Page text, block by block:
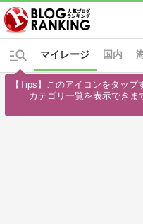
国内
マイレージ
【Tips】このアイコンをタップ
カテゴリ一覧を表示できま